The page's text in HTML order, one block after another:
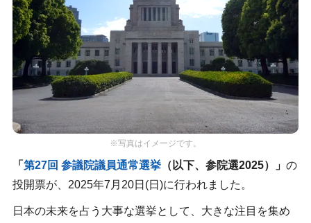
※写真はイメージです。
「 第27回 参議院議員通常選挙（以下、参院選2025）」 の
投開票が、2025年7月20日(日)に行われました。
日本の未来を占う大事な選挙として、大きな注目を集め